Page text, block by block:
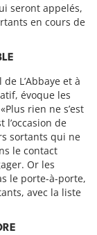
seront appelés,
en cours de
L’Abbaye et à
évoque les
rien ne s’est
de
sortants qui ne
le contact
Or les
le porte-à-porte,
avec la liste